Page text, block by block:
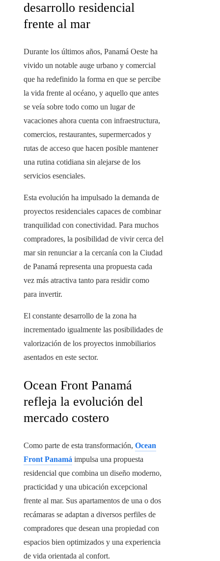
desarrollo residencial
frente al mar
Durante los últimos años, Panamá Oeste ha
vivido un notable auge urbano y comercial
que ha redefinido la forma en que se percibe
la vida frente al océano, y aquello que antes
se veía sobre todo como un lugar de
vacaciones ahora cuenta con infraestructura,
comercios, restaurantes, supermercados y
rutas de acceso que hacen posible mantener
una rutina cotidiana sin alejarse de los
servicios esenciales.
Esta evolución ha impulsado la demanda de
proyectos residenciales capaces de combinar
tranquilidad con conectividad. Para muchos
compradores, la posibilidad de vivir cerca del
mar sin renunciar a la cercanía con la Ciudad
de Panamá representa una propuesta cada
vez más atractiva tanto para residir como
para invertir.
El constante desarrollo de la zona ha
incrementado igualmente las posibilidades de
valorización de los proyectos inmobiliarios
asentados en este sector.
Ocean Front Panamá
refleja la evolución del
mercado costero
Como parte de esta transformación, Ocean
Front Panamá impulsa una propuesta
residencial que combina un diseño moderno,
practicidad y una ubicación excepcional
frente al mar. Sus apartamentos de una o dos
recámaras se adaptan a diversos perfiles de
compradores que desean una propiedad con
espacios bien optimizados y una experiencia
de vida orientada al confort.